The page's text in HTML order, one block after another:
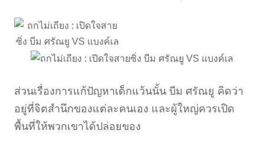
ส่วนเรื่องการแก้ปัญหาเด็กแว้นนั้น บีม ศรัณยู คิดว่า
อยู่ที่จิตสำนึกของแต่ละคนเอง และผู้ใหญ่ควรเปิด
พื้นที่ให้พวกเขาได้ปล่อยของ